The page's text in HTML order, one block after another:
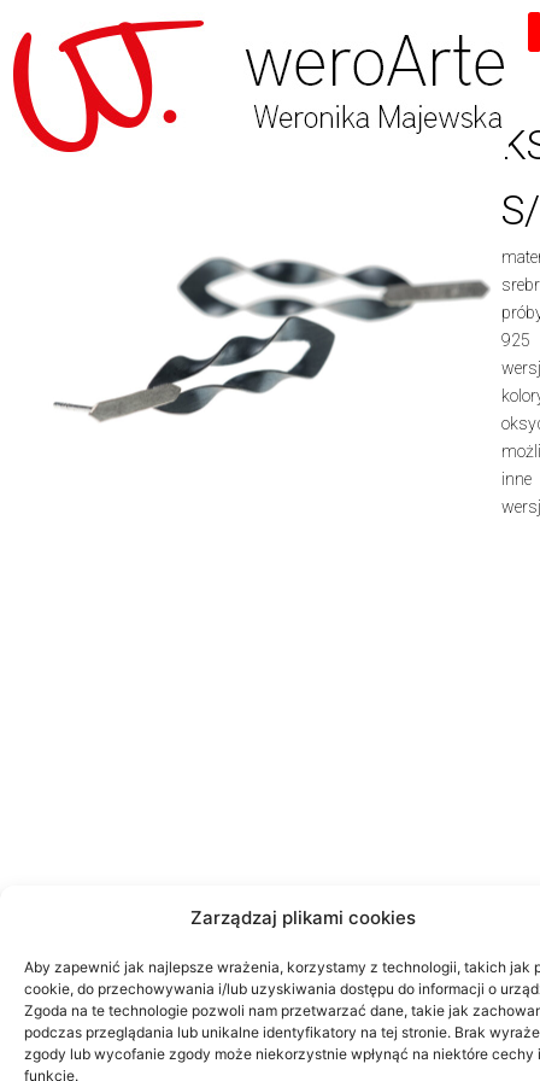
Zarządzaj plikami cookies
Aby zapewnić jak najlepsze wrażenia, korzystamy z technologii, takich jak
cookie, do przechowywania i/lub uzyskiwania dostępu do informacji o
Zgoda na te technologie pozwoli nam przetwarzać dane, takie jak
podczas przeglądania lub unikalne identyfikatory na tej stronie. Brak
zgody lub wycofanie zgody może niekorzystnie wpłynąć na niektóre cechy i
funkcje.
content
925
inne